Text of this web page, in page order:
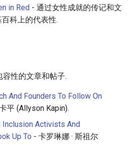
in Red - 通过女性成就的传记和文
科上的代表性.
性的文章和帖子.
And Founders To Follow On
平 (Allyson Kapin).
Inclusion Activists And
Up To - 卡罗琳娜 · 斯祖尔